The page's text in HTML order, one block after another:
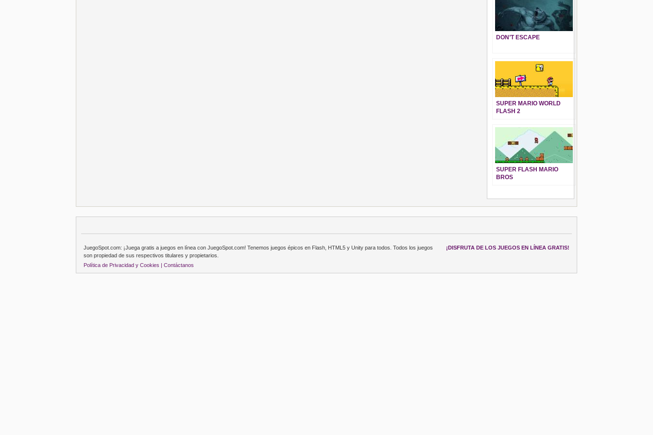
DON’T ESCAPE
SUPER MARIO WORLD
FLASH 2
SUPER FLASH MARIO
BROS
¡DISFRUTA DE LOS JUEGOS EN LÍNEA GRATIS!
JuegoSpot.com: ¡Juega gratis a juegos en línea con JuegoSpot.com! Tenemos juegos épicos en Flash, HTML5 y Unity para todos. Todos los juegos
son propiedad de sus respectivos titulares y propietarios.
Política de Privacidad y Cookies | Contáctanos